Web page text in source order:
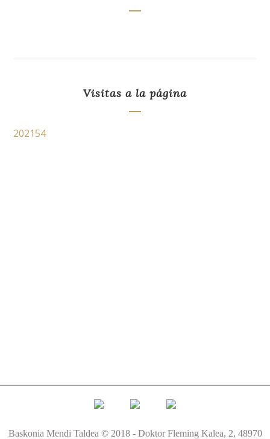
Visitas a la página
202154
Baskonia Mendi Taldea © 2018 - Doktor Fleming Kalea, 2, 48970